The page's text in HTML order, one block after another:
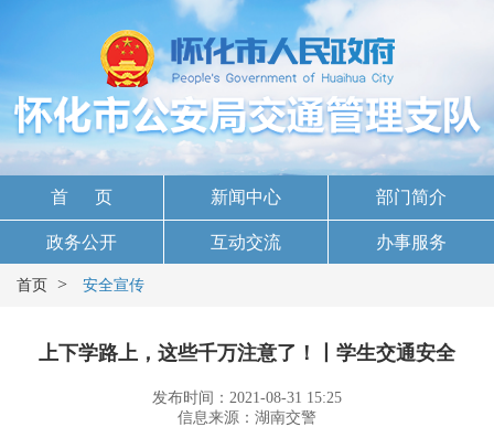
首 页 新闻中心 部门简介
政务公开 互动交流 办事服务
首页 > 安全宣传
上下学路上，这些千万注意了！丨学生交通安全
发布时间：2021-08-31 15:25
信息来源：湖南交警